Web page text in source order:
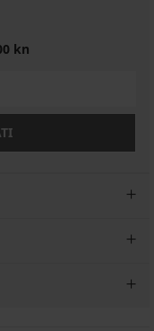
kn